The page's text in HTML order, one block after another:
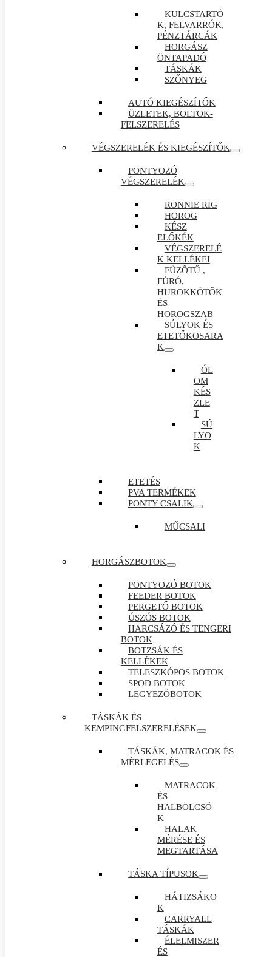
KULCSTARTÓ
K, FELVARRÓK,
PÉNZTÁRCÁK
HORGÁSZ
ÖNTAPADÓ
TÁSKÁK
SZŐNYEG
AUTÓ KIEGÉSZÍTŐK
ÜZLETEK, BOLTOK-
FELSZERELÉS
VÉGSZERELÉK ÉS KIEGÉSZÍTŐK
PONTYOZÓ
VÉGSZERELÉK
RONNIE RIG
HOROG
KÉSZ
ELŐKÉK
VÉGSZERELÉ
K KELLÉKEI
FŰZŐTŰ ,
FÚRÓ,
HUROKKÖTŐK
ÉS
HOROGSZAB
SÚLYOK ÉS
ETETŐKOSARA
K
ÓL
OM
KÉS
ZLE
T
SÚ
LYO
K
ETETÉS
PVA TERMÉKEK
PONTY CSALIK
MŰCSALI
HORGÁSZBOTOK
PONTYOZÓ BOTOK
FEEDER BOTOK
PERGETŐ BOTOK
ÚSZÓS BOTOK
HARCSÁZÓ ÉS TENGERI
BOTOK
BOTZSÁK ÉS
KELLÉKEK
TELESZKÓPOS BOTOK
SPOD BOTOK
LEGYEZŐBOTOK
TÁSKÁK ÉS
KEMPINGFELSZERELÉSEK
TÁSKÁK, MATRACOK ÉS
MÉRLEGELÉS
MATRACOK
ÉS
HALBÖLCSŐ
K
HALAK
MÉRÉSE ÉS
MEGTARTÁSA
TÁSKA TÍPUSOK
HÁTIZSÁKO
K
CARRYALL
TÁSKÁK
ÉLELMISZER
ÉS